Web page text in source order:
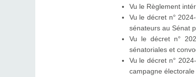
Vu le Règlement
Vu le décret n°
sénateurs au Sénat
Vu le décret n°
sénatoriales et
Vu le décret n°
campagne